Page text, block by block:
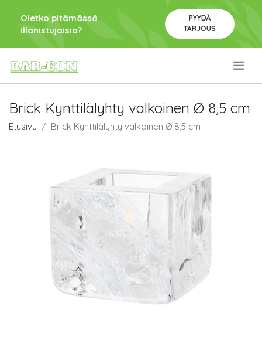
Oletko pitämässä
illanistujaisia?
PYYDÄ
TARJOUS
Brick Kynttilälyhty valkoinen Ø 8,5 cm
Etusivu Brick Kynttilälyhty valkoinen Ø 8,5 cm